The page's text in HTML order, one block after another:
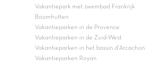
Vakantiepark met zwembad Frankrijk
Boomhutten
Vakantieparken in de Provence
Vakantieparken in de Zuid-West
Vakantieparken in het bassin d'Arcachon
Vakantieparken Royan